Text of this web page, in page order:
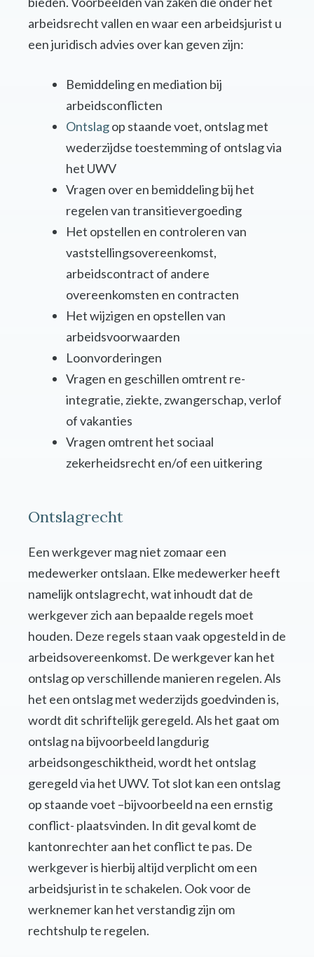
arbeidsrecht vallen en waar een arbeidsjurist u
een juridisch advies over kan geven zijn:
Bemiddeling en mediation bij
arbeidsconflicten
Ontslagop staande voet, ontslag met
wederzijdse toestemming of ontslag via
het UWV
Vragen over en bemiddeling bij het
regelen van transitievergoeding
Het opstellen en controleren van
vaststellingsovereenkomst,
arbeidscontract of andere
overeenkomsten en contracten
Het wijzigen en opstellen van
arbeidsvoorwaarden
Loonvorderingen
Vragen en geschillen omtrent re-
integratie, ziekte, zwangerschap, verlof
of vakanties
Vragen omtrent het sociaal
zekerheidsrecht en/of een uitkering
Ontslagrecht
Een werkgever mag niet zomaar een
medewerker ontslaan. Elke medewerker heeft
namelijk ontslagrecht, wat inhoudt dat de
werkgever zich aan bepaalde regels moet
houden. Deze regels staan vaak opgesteld in de
arbeidsovereenkomst. De werkgever kan het
ontslag op verschillende manieren regelen. Als
het een ontslag met wederzijds goedvinden is,
wordt dit schriftelijk geregeld. Als het gaat om
ontslag na bijvoorbeeld langdurig
arbeidsongeschiktheid, wordt het ontslag
geregeld via het UWV. Tot slot kan een ontslag
op staande voet –bijvoorbeeld na een ernstig
conflict- plaatsvinden. In dit geval komt de
kantonrechter aan het conflict te pas. De
werkgever is hierbij altijd verplicht om een
arbeidsjurist in te schakelen. Ook voor de
werknemer kan het verstandig zijn om
rechtshulp te regelen.